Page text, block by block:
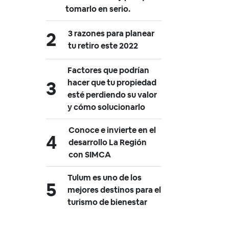
tomarlo en serio.
3 razones para planear
tu retiro este 2022
Factores que podrían
hacer que tu propiedad
esté perdiendo su valor
y cómo solucionarlo
Conoce e invierte en el
desarrollo La Región
con SIMCA
Tulum es uno de los
mejores destinos para el
turismo de bienestar